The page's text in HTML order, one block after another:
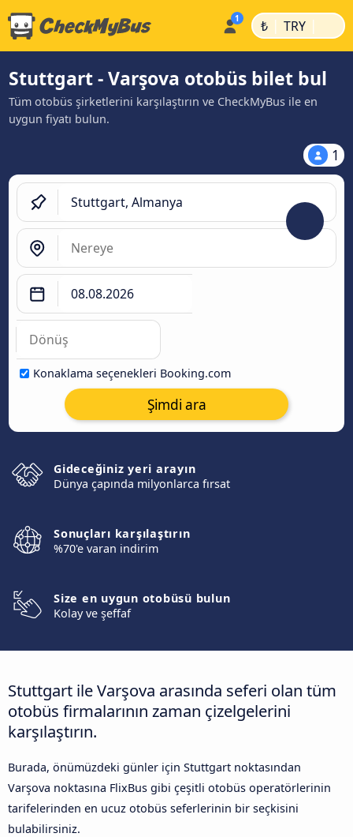
₺ | TRY |
Stuttgart - Varşova otobüs bilet bul
Tüm otobüs şirketlerini karşılaştırın ve CheckMyBus ile en
uygun fiyatı bulun.
1
Konaklama seçenekleri Booking.com
Şimdi ara
Gideceğiniz yeri arayın
Dünya çapında milyonlarca fırsat
Sonuçları karşılaştırın
%70'e varan indirim
Size en uygun otobüsü bulun
Kolay ve şeffaf
Stuttgart ile Varşova arasında seferi olan tüm
otobüs firmalarının zaman çizelgelerini
karşılaştırın.
Burada, önümüzdeki günler için Stuttgart noktasından
Varşova noktasına FlixBus gibi çeşitli otobüs operatörlerinin
tarifelerinden en ucuz otobüs seferlerinin bir seçkisini
bulabilirsiniz.